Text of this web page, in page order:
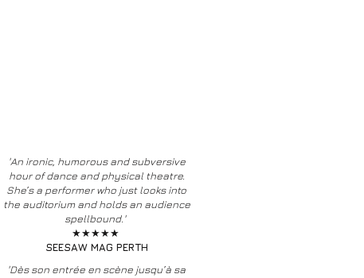
'An ironic, humorous and subversive
hour of dance and physical theatre.
She’s a performer who just looks into
the auditorium and holds an audience
spellbound.'
★★★★★
SEESAW MAG PERTH
'Dès son entrée en scène jusqu’à sa